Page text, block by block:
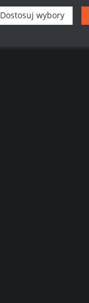
Dostosuj wybory